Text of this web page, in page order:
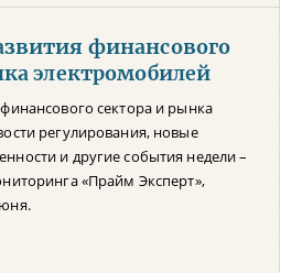
финансового
электромобилей
сектора и рынка
регулирования, новые
и другие события недели –
«Прайм Эксперт»,